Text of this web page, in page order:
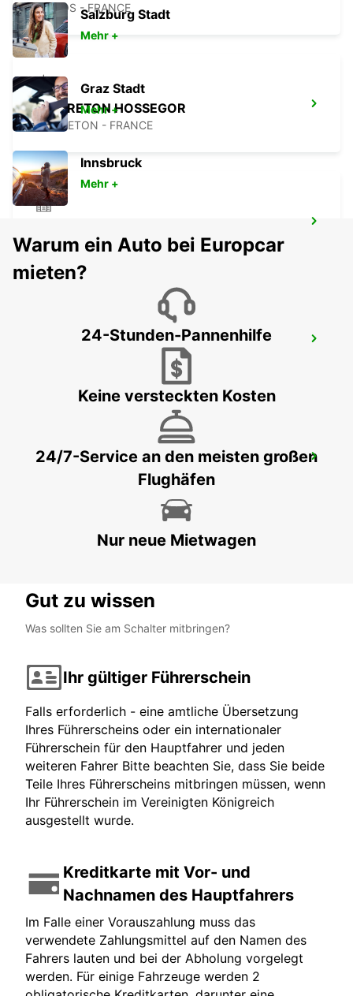
TARNOS - FRANCE
CAPBRETON HOSSEGOR
CAPBRETON - FRANCE
PAMPLONA - SPAIN
BILBAO FLUGHAFEN
BILBAO HAUPTBAHNHOF
Salzburg Stadt
Mehr +
Graz Stadt
Mehr +
Innsbruck
Mehr +
Warum ein Auto bei Europcar
mieten?
24-Stunden-Pannenhilfe
Keine versteckten Kosten
24/7-Service an den meisten großen
Flughäfen
Nur neue Mietwagen
Gut zu wissen
Was sollten Sie am Schalter mitbringen?
Ihr gültiger Führerschein
Falls erforderlich - eine amtliche Übersetzung
Ihres Führerscheins oder ein internationaler
Führerschein für den Hauptfahrer und jeden
weiteren Fahrer Bitte beachten Sie, dass Sie beide
Teile Ihres Führerscheins mitbringen müssen, wenn
Ihr Führerschein im Vereinigten Königreich
ausgestellt wurde.
Kreditkarte mit Vor- und
Nachnamen des Hauptfahrers
Im Falle einer Vorauszahlung muss das
verwendete Zahlungsmittel auf den Namen des
Fahrers lauten und bei der Abholung vorgelegt
werden. Für einige Fahrzeuge werden 2